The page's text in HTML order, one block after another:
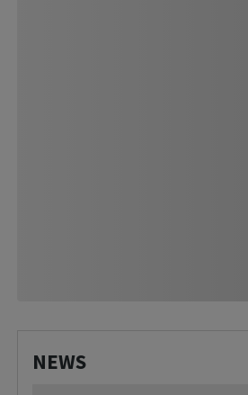
NEWS